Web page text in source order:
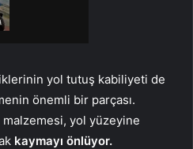
yol tutuş kabiliyeti de
önemli bir parçası.
malzemesi, yol yüzeyine
kaymayı önlüyor.